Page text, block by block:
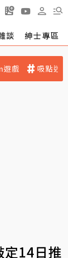
談 紳士專區
遊戲 吸點迷
定14日推